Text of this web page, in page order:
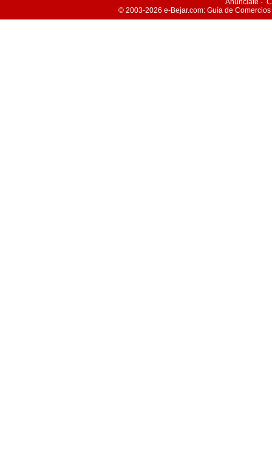
Anúnciate -
© 2003-2026 e-Bejar.com: Guía de